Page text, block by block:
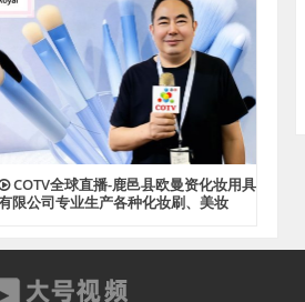
COTV全球直播-鹿邑县欧曼资化妆用具
限公司专业生产各种化妆刷、美妆